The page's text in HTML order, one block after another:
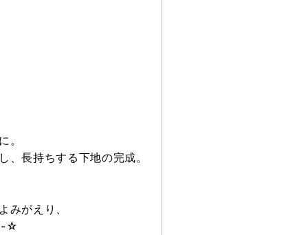
。
長持ちする下地の完成。
みがえり、
☆